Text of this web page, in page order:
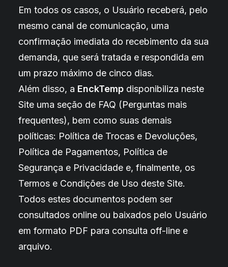
Em todos os casos, o Usuário receberá, pelo
mesmo canal de comunicação, uma
confirmação imediata do recebimento da sua
demanda, que será tratada e respondida em
um prazo máximo de cinco dias.
Além disso, a EnckTemp disponibiliza neste
Site uma seção de FAQ (Perguntas mais
frequentes), bem como suas demais
políticas: Política de Trocas e Devoluções,
Política de Pagamentos, Política de
Segurança e Privacidade e, finalmente, os
Termos e Condições de Uso deste Site.
Todos estes documentos podem ser
consultados online ou baixados pelo Usuário
em formato PDF para consulta off-line e
arquivo.